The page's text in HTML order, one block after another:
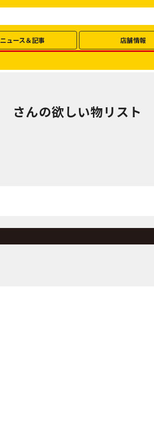
ニュース＆記事 店舗情報
さんの欲しい物リスト